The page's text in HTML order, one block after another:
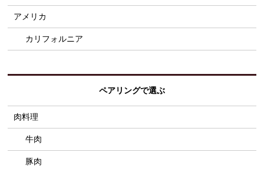
アメリカ
カリフォルニア
ペアリングで選ぶ
肉料理
牛肉
豚肉